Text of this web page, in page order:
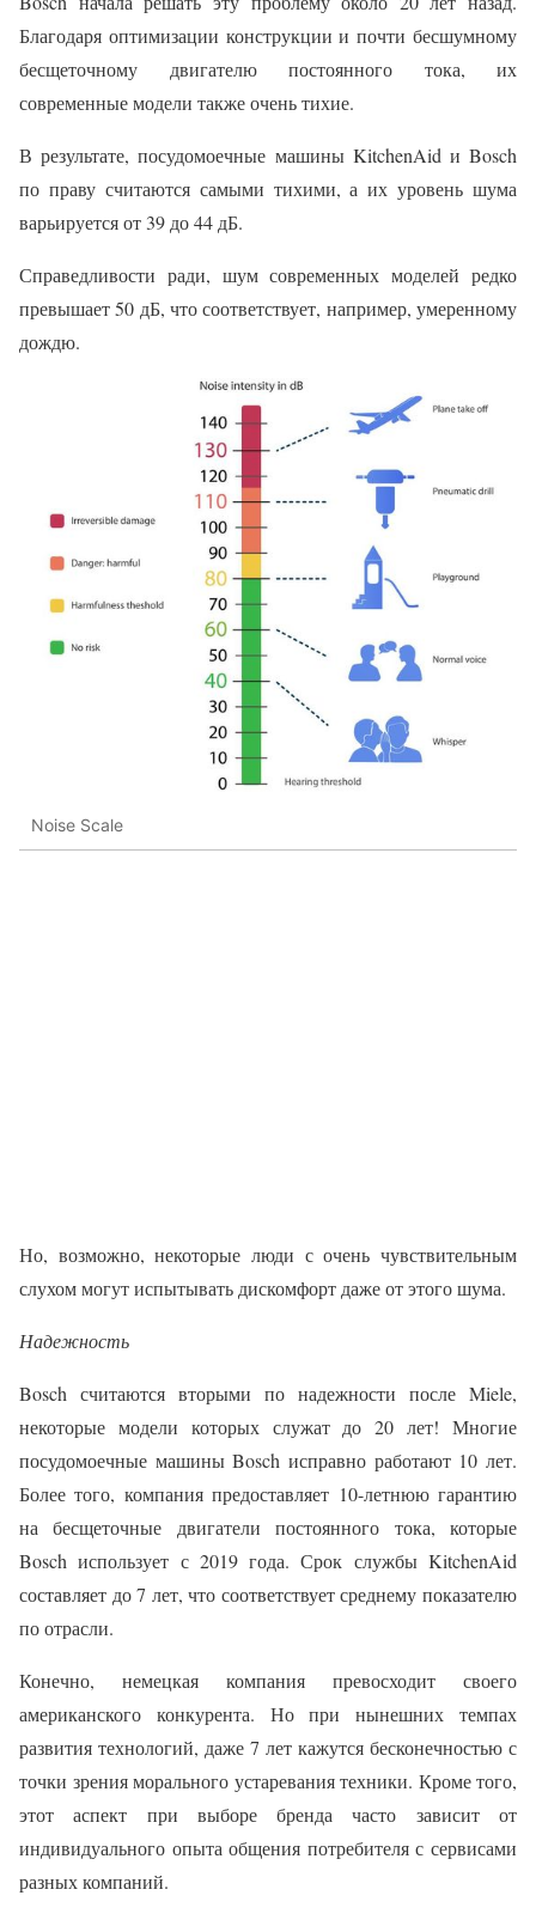
Благодаря оптимизации конструкции и почти бесшумному
бесщеточному двигателю постоянного тока, их
современные модели также очень тихие.
В результате, посудомоечные машины KitchenAid и Bosch
по праву считаются самыми тихими, а их уровень шума
варьируется от 39 до 44 дБ.
Справедливости ради, шум современных моделей редко
превышает 50 дБ, что соответствует, например, умеренному
дождю.
Noise Scale
Но, возможно, некоторые люди с очень чувствительным
слухом могут испытывать дискомфорт даже от этого шума.
Надежность
Bosch считаются вторыми по надежности после Miele,
некоторые модели которых служат до 20 лет! Многие
посудомоечные машины Bosch исправно работают 10 лет.
Более того, компания предоставляет 10-летнюю гарантию
на бесщеточные двигатели постоянного тока, которые
Bosch использует с 2019 года. Срок службы KitchenAid
составляет до 7 лет, что соответствует среднему показателю
по отрасли.
Конечно, немецкая компания превосходит своего
американского конкурента. Но при нынешних темпах
развития технологий, даже 7 лет кажутся бесконечностью с
точки зрения морального устаревания техники. Кроме того,
этот аспект при выборе бренда часто зависит от
индивидуального опыта общения потребителя с сервисами
разных компаний.